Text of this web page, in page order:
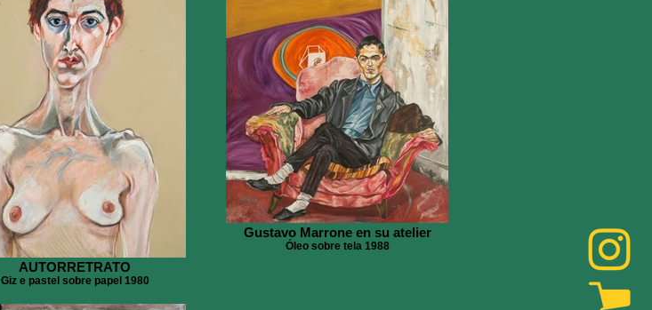
AUTORRETRATO
Giz e pastel sobre papel 1980
Gustavo Marrone en su atelier
Óleo sobre tela 1988